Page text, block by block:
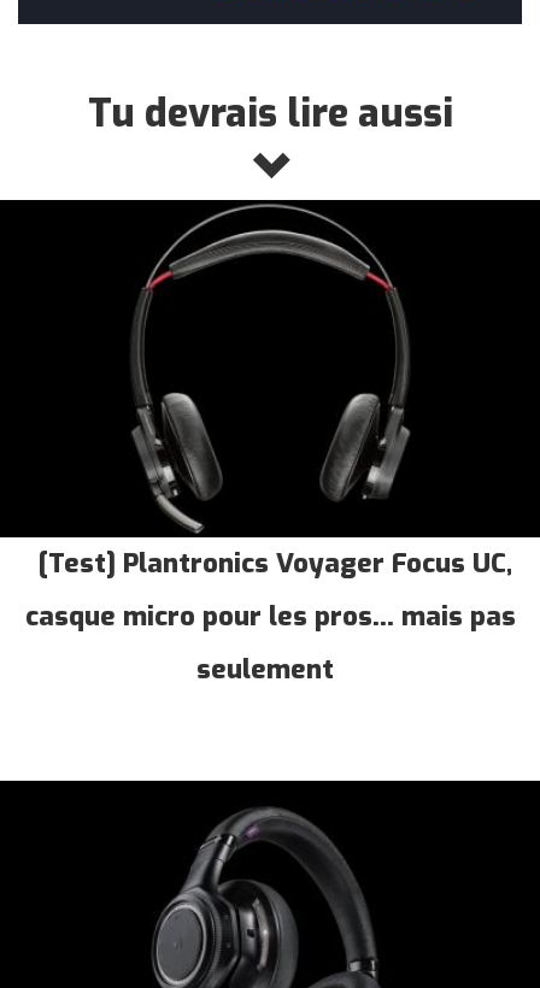
Tu devrais lire aussi
[Test] Plantronics Voyager Focus UC,
casque micro pour les pros... mais pas
seulement